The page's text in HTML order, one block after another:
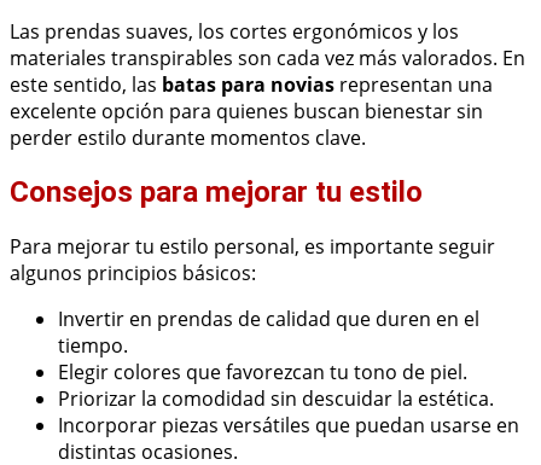
Las prendas suaves, los cortes ergonómicos y los
materiales transpirables son cada vez más valorados. En
este sentido, las batas para novias representan una
excelente opción para quienes buscan bienestar sin
perder estilo durante momentos clave.
Consejos para mejorar tu estilo
Para mejorar tu estilo personal, es importante seguir
algunos principios básicos:
Invertir en prendas de calidad que duren en el
tiempo.
Elegir colores que favorezcan tu tono de piel.
Priorizar la comodidad sin descuidar la estética.
Incorporar piezas versátiles que puedan usarse en
distintas ocasiones.